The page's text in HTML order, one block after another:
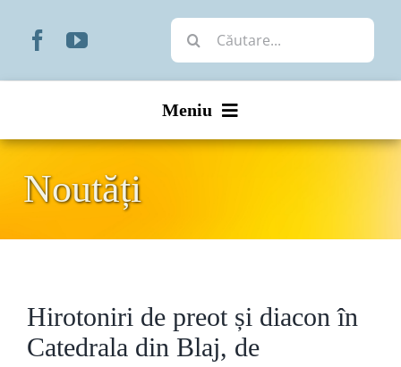
Cautare...
Meniu
Organizare
Noutăți
Hirotoniri de preot și diacon în
Catedrala din Blaj, de